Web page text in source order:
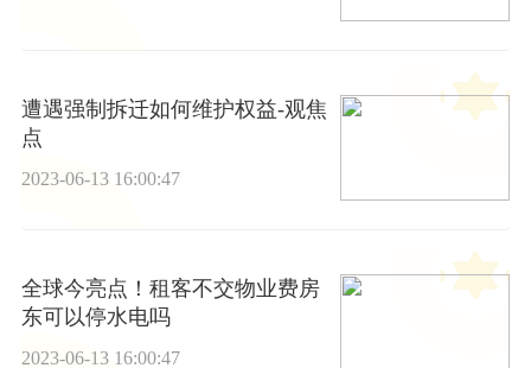
遭遇强制拆迁如何维护权益-观焦
点
2023-06-13 16:00:47
全球今亮点！租客不交物业费房
东可以停水电吗
2023-06-13 16:00:47